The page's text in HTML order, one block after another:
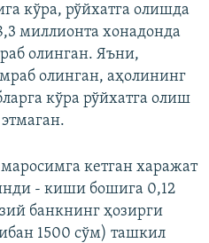
кўра, рўйхатга олишда
миллионта хонадонда
олинган. Яъни,
олинган, аҳолининг
кўра рўйхатга олиш
кетган харажат
- киши бошига 0,12
банкнинг ҳозирги
1500 сўм) ташкил